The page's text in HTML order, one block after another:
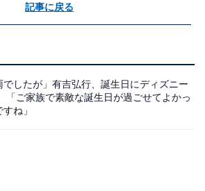
記事に戻る
でしたが」有吉弘行、誕生日にディズニー
「ご家族で素敵な誕生日が過ごせてよかっ
ね」